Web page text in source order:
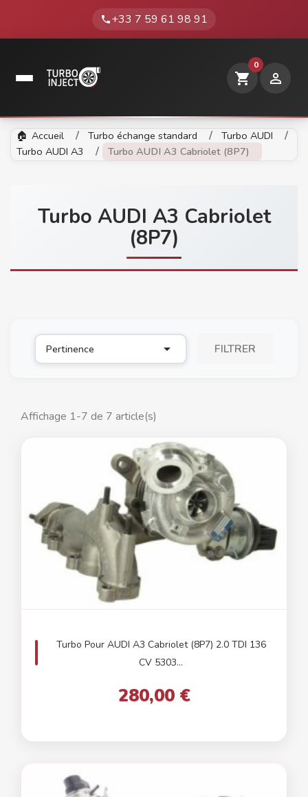
phone+33 7 59 61 98 91
shopping_cart
0

Accueil Turbo échange standard
Turbo AUDI
Turbo AUDI A3
Turbo AUDI A3 Cabriolet (8P7)
Turbo AUDI A3 Cabriolet
(8P7)
Pertinence  FILTRER
Affichage 1-7 de 7 article(s)
Turbo Pour AUDI A3 Cabriolet (8P7) 2.0 TDI 136
CV 5303...
280,00 €